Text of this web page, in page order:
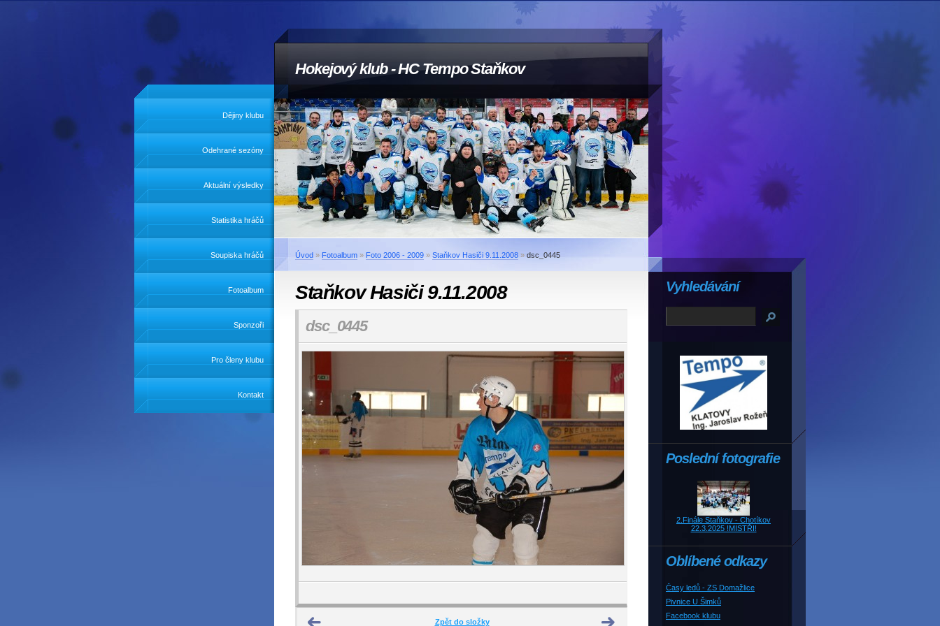
Hokejový klub - HC Tempo Staňkov
Dějiny klubu
Odehrané sezóny
Aktuální výsledky
Statistika hráčů
Soupiska hráčů
Fotoalbum
Sponzoři
Pro členy klubu
Kontakt
Úvod » Fotoalbum » Foto 2006 - 2009 » Staňkov Hasiči 9.11.2008 » dsc_0445
Staňkov Hasiči 9.11.2008
dsc_0445
Zpět do složky
Poslední fotografie
2.Finále Staňkov - Chotíkov
22.3.2025 !MISTŘI!
Oblíbené odkazy
Časy ledů - ZS Domažlice
Pivnice U Šimků
Facebook klubu
Vyhledávání